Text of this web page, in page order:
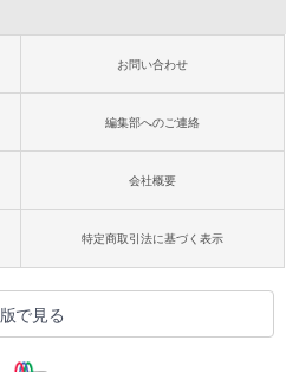
お問い合わせ
編集部へのご連絡
会社概要
特定商取引法に基づく表示
で見る